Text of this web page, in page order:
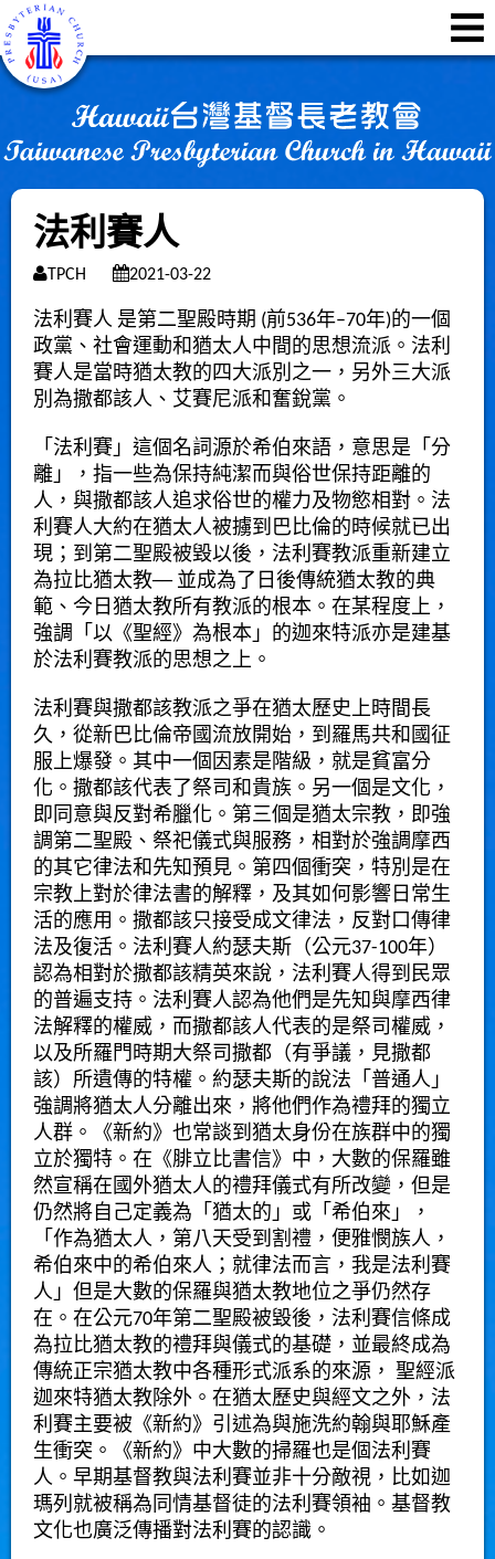
法利賽人
TPCH 2021-03-22
法利賽人 是第二聖殿時期 (前536年–70年)的一個
政黨、社會運動和猶太人中間的思想流派。法利
賽人是當時猶太教的四大派別之一，另外三大派
別為撒都該人 、 艾賽尼派和奮銳黨 。
「法利賽」這個名詞源於希伯來語 ，意思是「分
離」，指一些為保持純潔而與俗世保持距離的
人，與撒都該人追求俗世的權力及物慾相對。法
利賽人大約在猶太人被擄到巴比倫的時候就已出
現；到第二聖殿被毀以後，法利賽教派重新建立
為拉比猶太教── 並成為了日後傳統猶太教的典
範、今日猶太教所有教派的根本。在某程度上，
強調「以《聖經》為根本」的迦來特派亦是建基
於法利賽教派的思想之上。
法利賽與撒都該教派之爭在猶太歷史上時間長
久，從新巴比倫帝國流放開始，到羅馬共和國征
服上爆發。其中一個因素是階級，就是貧富分
化。 撒都該代表了祭司和貴族。另一個是文化，
即同意與反對希臘化。第三個是猶太宗教，即強
調第二聖殿 、祭祀儀式與服務，相對於強調摩西
的其它律法和先知預見。第四個衝突，特別是在
宗教上對於律法書的解釋，及其如何影響日常生
活的應用。撒都該只接受成文律法，反對口傳律
法及復活。法利賽人約瑟夫斯 （公元37-100年）
認為相對於撒都該精英來說，法利賽人得到民眾
的普遍支持。法利賽人認為他們是先知與摩西律
法解釋的權威，而撒都該人代表的是祭司權威，
以及所羅門時期大祭司撒都（有爭議，見撒都
該）所遺傳的特權。 約瑟夫斯的說法「普通人」
強調將猶太人分離出來，將他們作為禮拜的獨立
人群。《新約》也常談到猶太身份在族群中的獨
立於獨特。在《腓立比書信》中，大數的保羅雖
然宣稱在國外猶太人的禮拜儀式有所改變，但是
仍然將自己定義為「猶太的」或「 希伯來」，
「作為猶太人，第八天受到割禮 ， 便雅憫族人，
希伯來中的希伯來人；就律法而言，我是法利賽
人」但是大數的保羅與猶太教地位之爭仍然存
在。在公元70年第二聖殿被毀後，法利賽信條成
為拉比猶太教的禮拜與儀式的基礎，並最終成為
傳統正宗猶太教中各種形式派系的來源， 聖經派
迦來特猶太教除外。在猶太歷史與經文之外，法
利賽主要被《新約》引述為與施洗約翰與耶穌產
生衝突。《新約》中大數的掃羅也是個法利賽
人。早期基督教與法利賽並非十分敵視，比如迦
瑪列 就被稱為同情基督徒的法利賽領袖。 基督教
文化也廣泛傳播對法利賽的認識。